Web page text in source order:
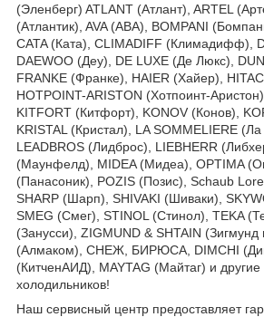
(Эленберг) ATLANT (Атлант), ARTEL
(Атлантик), AVA (АВА), BOMPANI
CATA (Ката), CLIMADIFF (Климадифф),
DAEWOO (Деу), DE LUXE (Де Люкс),
FRANKE (Франке), HAIER (Хайер),
HOTPOINT-ARISTON (Хотпоинт-
KITFORT (Китфорт), KONOV (Конов),
KRISTAL (Кристал), LA SOMMELIERE
LEADBROS (Лидброс), LIEBHERR
(Маунфелд), MIDEA (Мидеа), OPTIMA
(Панасоник), POZIS (Позис), Schaub
SHARP (Шарп), SHIVAKI (Шиваки),
SMEG (Смег), STINOL (Стинол), TEKA
(Занусси), ZIGMUND & SHTAIN
(Алмаком), СНЕЖ, БИРЮСА, DIMCHI
(КитченАИД), MAYTAG (Майтаг) и другие
холодильников!
Наш сервисный центр предоставляет